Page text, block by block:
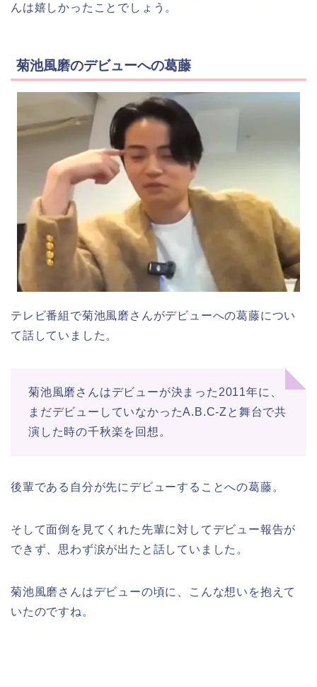
んは嬉しかったことでしょう。
菊池風磨のデビューへの葛藤
テレビ番組で菊池風磨さんがデビューへの葛藤につい
て話していました。
菊池風磨さんはデビューが決まった2011年に、
まだデビューしていなかったA.B.C-Zと舞台で共
演した時の千秋楽を回想。
後輩である自分が先にデビューすることへの葛藤。
そして面倒を見てくれた先輩に対してデビュー報告が
できず、思わず涙が出たと話していました。
菊池風磨さんはデビューの頃に、こんな想いを抱えて
いたのですね。